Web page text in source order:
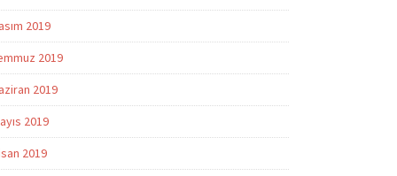
2019
2019
2019
2019
2019